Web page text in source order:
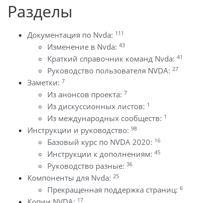
Разделы
Документация по Nvda: 111
Изменение в Nvda: 43
Краткий справочник команд Nvda: 41
Руководство пользователя NVDA: 27
Заметки: 7
Из анонсов проекта: 7
Из дискуссионных листов: 1
Из международных сообществ: 1
Инструкции и руководство: 98
Базовый курс по NVDA 2020: 16
Инструкции к дополнениям: 45
Руководство разные: 36
Компоненты для Nvda: 25
Прекращенная поддержка страниц: 6
17